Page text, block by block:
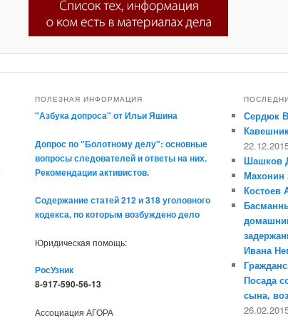
ПОЛЕЗНАЯ ИНФОРМАЦИЯ
"Азбука допроса" от Ильи Яшина
Допрос по "Болотному делу": основные
вопросы следователей и ответы на них.
Рекомендации активистов.
Содержание статей 212 и 318 уголовного
кодекса, по которым возбуждено дело
Юридическая помощь:
РосУзник
8-917-590-56-13
Ассоциация АГОРА
Сердюк
Шашков
Махонин
Костоев
Ивана
Посада
сына,